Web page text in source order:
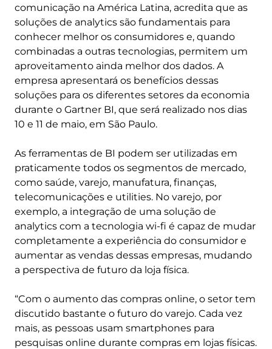
comunicação na América Latina, acredita que as
soluções de analytics são fundamentais para
conhecer melhor os consumidores e, quando
combinadas a outras tecnologias, permitem um
aproveitamento ainda melhor dos dados. A
empresa apresentará os benefícios dessas
soluções para os diferentes setores da economia
durante o Gartner BI, que será realizado nos dias
10 e 11 de maio, em São Paulo.
As ferramentas de BI podem ser utilizadas em
praticamente todos os segmentos de mercado,
como saúde, varejo, manufatura, finanças,
telecomunicações e utilities. No varejo, por
exemplo, a integração de uma solução de
analytics com a tecnologia wi-fi é capaz de mudar
completamente a experiência do consumidor e
aumentar as vendas dessas empresas, mudando
a perspectiva de futuro da loja física.
“Com o aumento das compras online, o setor tem
discutido bastante o futuro do varejo. Cada vez
mais, as pessoas usam smartphones para
pesquisas online durante compras em lojas físicas.